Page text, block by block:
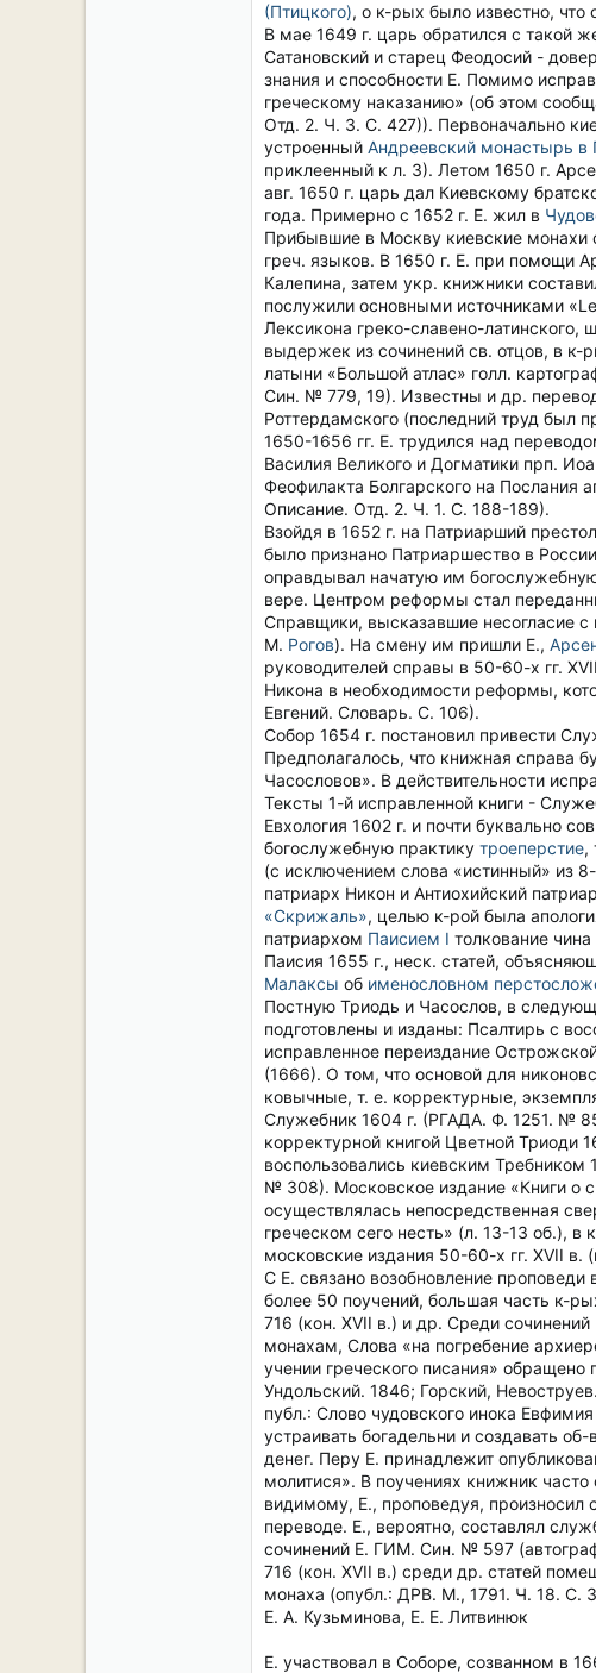
(Птицкого), о к-рых было известно, что
В мае 1649 г. царь обратился с такой
Сатановский и старец Феодосий -
знания и способности Е. Помимо
греческому наказанию» (об этом
Отд. 2. Ч. 3. С. 427)). Первоначально
устроенный Андреевский монастырь в
приклеенный к л. 3). Летом 1650 г.
авг. 1650 г. царь дал Киевскому
года. Примерно с 1652 г. Е. жил в
Прибывшие в Москву киевские монахи
греч. языков. В 1650 г. Е. при помощи
Калепина, затем укр. книжники
послужили основными источниками
Лексикона греко-славено-латинского,
выдержек из сочинений св. отцов, в
латыни «Большой атлас» голл.
Син. № 779, 19). Известны и др.
Роттердамского (последний труд был
1650-1656 гг. Е. трудился над
Василия Великого и Догматики прп.
Феофилакта Болгарского на
Описание. Отд. 2. Ч. 1. С. 188-189).
Взойдя в 1652 г. на Патриарший
было признано Патриаршество в
оправдывал начатую им
вере. Центром реформы стал
Справщики, высказавшие несогласие
М. Рогов). На смену им пришли Е.,
руководителей справы в 50-60-х гг.
Никона в необходимости реформы,
Евгений. Словарь. С. 106).
Собор 1654 г. постановил привести
Предполагалось, что книжная справа
Часословов». В действительности
Тексты 1-й исправленной книги -
Евхология 1602 г. и почти буквально
богослужебную практику троеперстие,
(с исключением слова «истинный» из
патриарх Никон и Антиохийский
«Скрижаль», целью к-рой была
патриархом Паисием I толкование
Паисия 1655 г., неск. статей,
Малаксы об именословном
Постную Триодь и Часослов, в
подготовлены и изданы: Псалтирь с
исправленное переиздание
(1666). О том, что основой для
ковычные, т. е. корректурные,
Служебник 1604 г. (РГАДА. Ф. 1251. №
корректурной книгой Цветной
воспользовались киевским
№ 308). Московское издание «Книги о
осуществлялась непосредственная
греческом сего несть» (л. 13-13 об.),
московские издания 50-60-х гг. XVII в.
С Е. связано возобновление
более 50 поучений, большая часть к-
716 (кон. XVII в.) и др. Среди
монахам, Слова «на погребение
учении греческого писания»
Ундольский. 1846; Горский,
публ.: Слово чудовского инока
устраивать богадельни и создавать
денег. Перу Е. принадлежит
молитися». В поучениях книжник
видимому, Е., проповедуя, произносил
переводе. Е., вероятно, составлял
сочинений Е. ГИМ. Син. № 597
716 (кон. XVII в.) среди др. статей
монаха (опубл.: ДРВ. М., 1791. Ч. 18. С.
Е. А. Кузьминова, Е. Е. Литвинюк
Е. участвовал в Соборе, созванном в